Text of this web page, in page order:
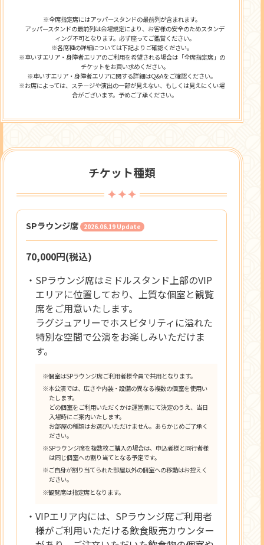
※全席指定席にはアッパースタンドの最前列が含まれます。
アッパースタンドの最前列は会場規定により、お客様の安全のためスタンデ
ィング不可となります。必ず座ってご鑑賞ください。
※各席種の詳細については下記よりご確認ください。
※車いすエリア・身障者エリアのご利用を希望される場合は「全席指定席」の
チケットをお買い求めください。
※車いすエリア・身障者エリアに関する詳細はQ&Aをご確認ください。
※お席によっては、ステージや演出の一部が見えない、もしくは見えにくい場
合がございます。予めご了承ください。
チケット種類
SPラウンジ席 2026.06.19 Update
70,000円(税込)
・SPラウンジ席はミドルスタンド上部のVIP
エリアに位置しており、上質な個室と観覧
席をご用意いたします。
ラグジュアリーでホスピタリティに溢れた
特別な空間で公演をお楽しみいただけま
す。
※個室はSPラウンジ席ご利用者様全員で共用となります。
※本公演では、広さや内装・設備の異なる複数の個室を使用い
たします。
どの個室をご利用いただくかは運営側にて決定のうえ、当日
入場時にご案内いたします。
お部屋の種類はお選びいただけません。あらかじめご了承く
ださい。
※SPラウンジ席を複数枚ご購入の場合は、申込者様と同行者様
は同じ個室への割り当てとなる予定です。
※ご自身が割り当てられた部屋以外の個室への移動はお控えく
ださい。
※観覧席は指定席となります。
・VIPエリア内には、SPラウンジ席ご利用者
様がご利用いただける飲食販売カウンター